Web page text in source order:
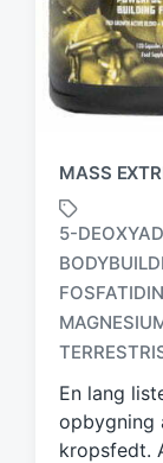
MASS
T
a
g
e
d
w
5-
En lang
opbygning
kropsfedt.